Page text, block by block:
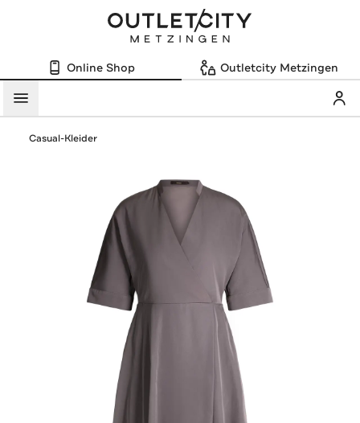
Online Shop Outletcity Metzingen
Menü
Casual-Kleider